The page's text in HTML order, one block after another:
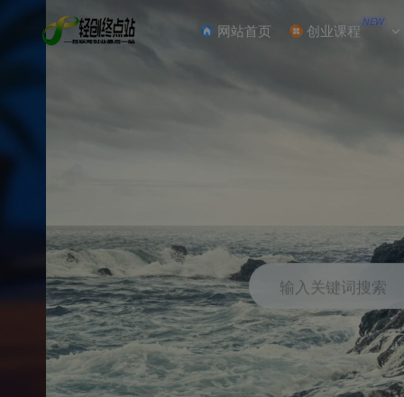
网站首页 创业课程 NEW
输入关键词搜索